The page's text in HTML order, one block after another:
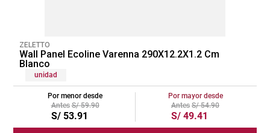
ZELETTO
Wall Panel Ecoline Varenna 290X12.2X1.2 Cm
Blanco
unidad
Por menor desde
S/ 59.90
S/ 53.91
Por mayor desde
S/ 54.90
S/ 49.41